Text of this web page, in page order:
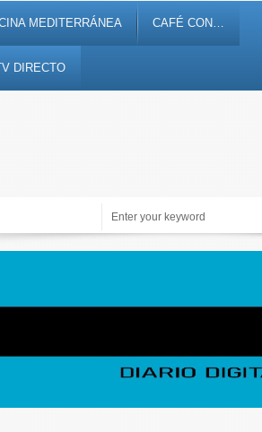
MEDITERRÁNEA CAFÉ CON…
DIRECTO
Alicante Actualidad